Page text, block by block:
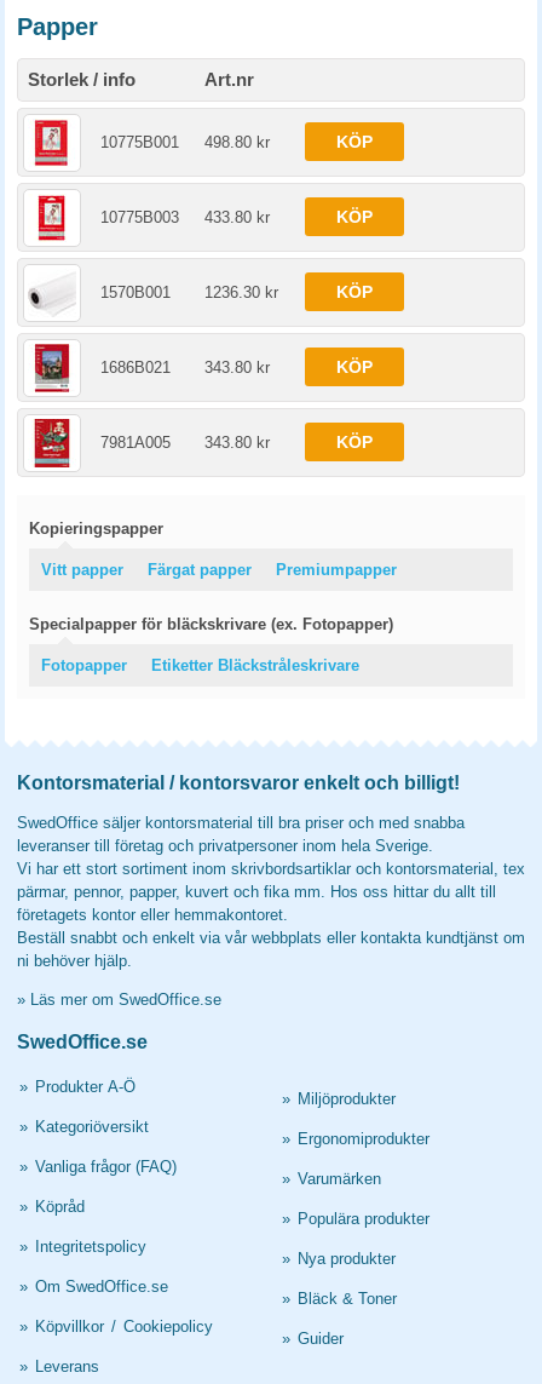
Papper
Storlek / info Art.nr
10775B001 498.80 kr KÖP
10775B003 433.80 kr KÖP
1570B001 1236.30 kr KÖP
1686B021 343.80 kr KÖP
7981A005 343.80 kr KÖP
Kopieringspapper
Vitt papper Färgat papper Premiumpapper
Specialpapper för bläckskrivare (ex. Fotopapper)
Fotopapper Etiketter Bläckstråleskrivare
Kontorsmaterial / kontorsvaror enkelt och billigt!
SwedOffice säljer kontorsmaterial till bra priser och med snabba
leveranser till företag och privatpersoner inom hela Sverige.
Vi har ett stort sortiment inom skrivbordsartiklar och kontorsmaterial, tex
pärmar, pennor, papper, kuvert och fika mm. Hos oss hittar du allt till
företagets kontor eller hemmakontoret.
Beställ snabbt och enkelt via vår webbplats eller kontakta kundtjänst om
ni behöver hjälp.
» Läs mer om SwedOffice.se
SwedOffice.se
» Produkter A-Ö
» Kategoriöversikt
» Vanliga frågor (FAQ)
» Köpråd
» Integritetspolicy
» Om SwedOffice.se
» Köpvillkor / Cookiepolicy
» Leverans
» Miljöprodukter
» Ergonomiprodukter
» Varumärken
» Populära produkter
» Nya produkter
» Bläck & Toner
» Guider